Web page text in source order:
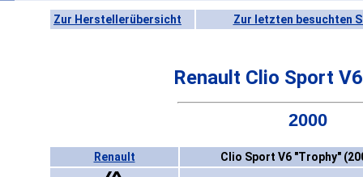
Zur Herstellerübersicht Zur letzten besuchten
Renault Clio Sport
2000
Renault Clio Sport V6 "Trophy"